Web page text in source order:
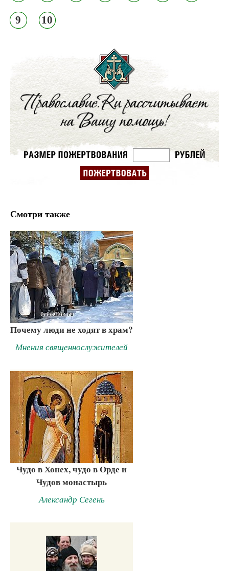
9 10
Смотри также
Почему люди не ходят в храм?
Мнения священнослужителей
Чудо в Хонех, чудо в Орде и
Чудов монастырь
Александр Сегень